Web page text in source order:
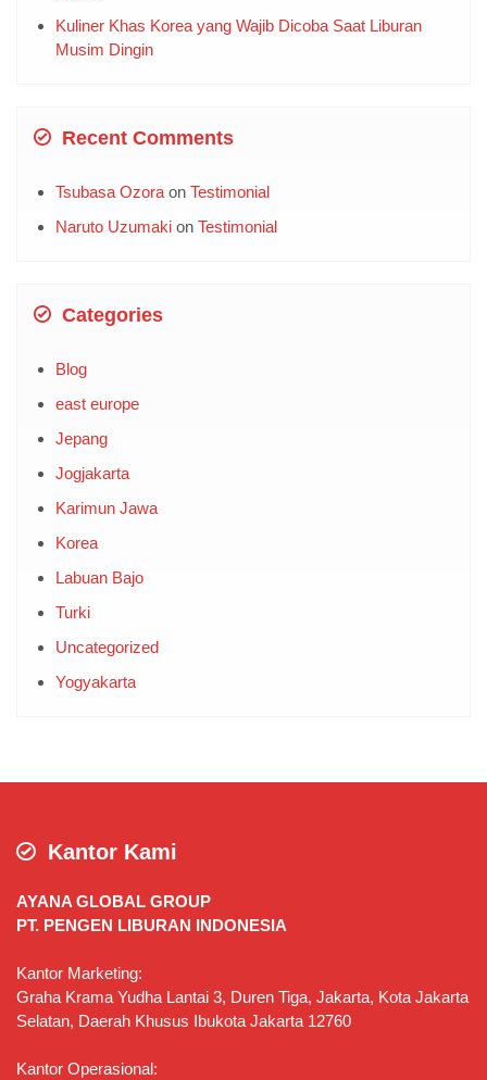
Kuliner Khas Korea yang Wajib Dicoba Saat Liburan
Musim Dingin
Recent Comments
Tsubasa Ozora on Testimonial
Naruto Uzumaki on Testimonial
Categories
Blog
east europe
Jepang
Jogjakarta
Karimun Jawa
Korea
Labuan Bajo
Turki
Uncategorized
Yogyakarta
Kantor Kami
AYANA GLOBAL GROUP
PT. PENGEN LIBURAN INDONESIA
Kantor Marketing:
Graha Krama Yudha Lantai 3, Duren Tiga, Jakarta, Kota Jakarta
Selatan, Daerah Khusus Ibukota Jakarta 12760
Kantor Operasional: